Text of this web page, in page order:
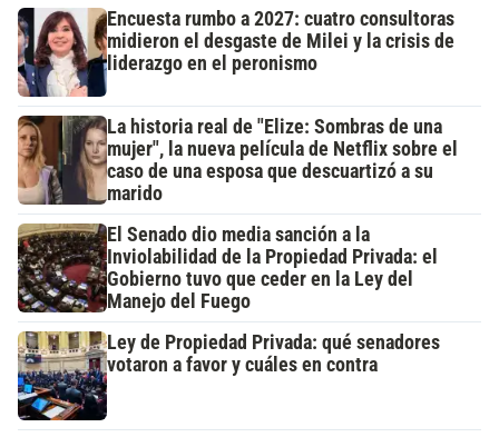
Encuesta rumbo a 2027: cuatro consultoras
midieron el desgaste de Milei y la crisis de
liderazgo en el peronismo
La historia real de "Elize: Sombras de una
mujer", la nueva película de Netflix sobre el
caso de una esposa que descuartizó a su
marido
El Senado dio media sanción a la
Inviolabilidad de la Propiedad Privada: el
Gobierno tuvo que ceder en la Ley del
Manejo del Fuego
Ley de Propiedad Privada: qué senadores
votaron a favor y cuáles en contra